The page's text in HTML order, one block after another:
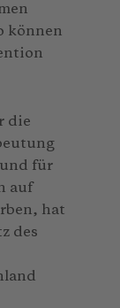
können
die
für
auf
hat
des